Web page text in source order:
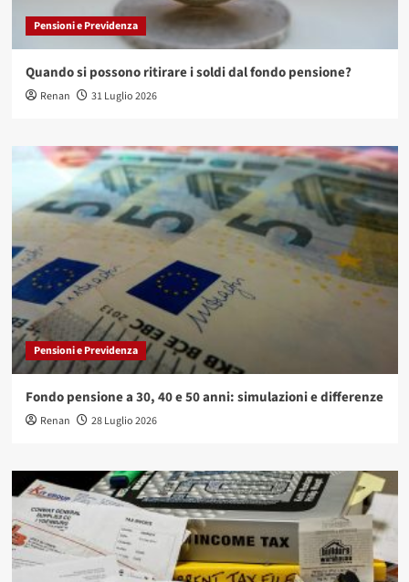
Pensioni e Previdenza
Quando si possono ritirare i soldi dal fondo pensione?
Renan 31 Luglio 2026
Pensioni e Previdenza
Fondo pensione a 30, 40 e 50 anni: simulazioni e differenze
Renan 28 Luglio 2026